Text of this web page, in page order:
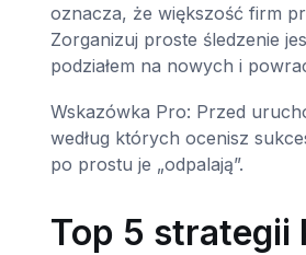
oznacza, że większość firm
Zorganizuj proste śledzenie
podziałem na nowych i
Wskazówka Pro: Przed
według których ocenisz
po prostu je „odpalają”.
Top 5 strategii